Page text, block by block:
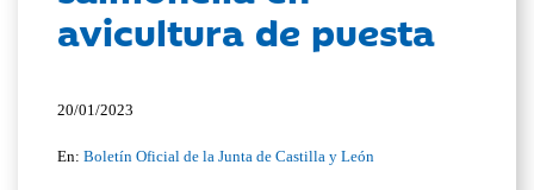
avicultura de puesta
20/01/2023
En:Boletín Oficial de la Junta de Castilla y León